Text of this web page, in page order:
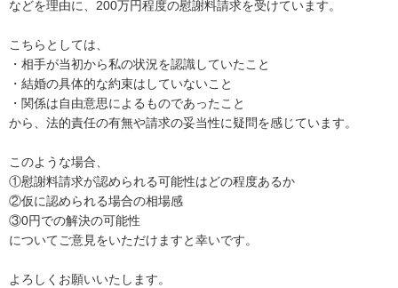
などを理由に、200万円程度の慰謝料請求を受けています。
こちらとしては、
・相手が当初から私の状況を認識していたこと
・結婚の具体的な約束はしていないこと
・関係は自由意思によるものであったこと
から、法的責任の有無や請求の妥当性に疑問を感じています。
このような場合、
①慰謝料請求が認められる可能性はどの程度あるか
②仮に認められる場合の相場感
③0円での解決の可能性
についてご意見をいただけますと幸いです。
よろしくお願いいたします。